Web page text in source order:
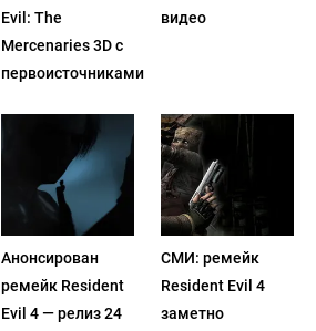
Evil: The
Mercenaries 3D с
первоисточниками
видео
Анонсирован
ремейк Resident
Evil 4 — релиз 24
СМИ: ремейк
Resident Evil 4
заметно